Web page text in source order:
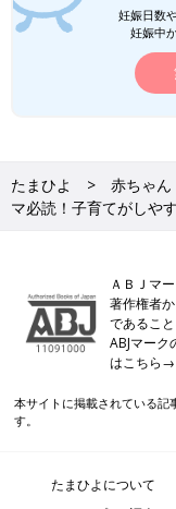
妊娠日数
妊娠中
たまひよ 赤ちゃん
マ必読！子育てがしや
ＡＢＪマ
著作権者
であるこ
ABJマーク
はこち
本サイトに掲載されている記
す。
たまひよについて